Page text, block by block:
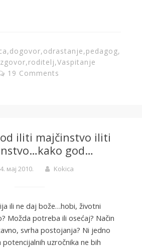
,dogovor,odrastanje,pedagog,
,roditelj,Vaspitanje
19 Comments
iliti majčinstvo iliti
god…
мај 2010. Kokica
ili ne daj bože…hobi, životni
Možda potreba ili osećaj? Način
svrha postojanja? Ni jedno
uzročnika ne bih